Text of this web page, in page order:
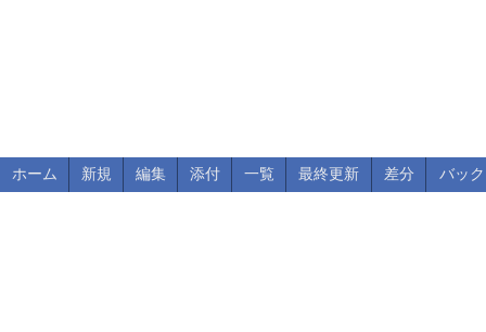
ホーム 新規 編集 添付 一覧 最終更新 差分 バッ